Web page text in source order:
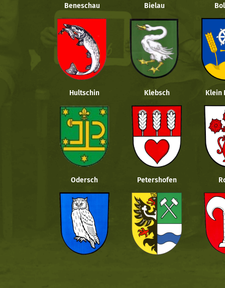
Beneschau Bielau
Hultschin Klebsch Klein
Odersch Petershofen